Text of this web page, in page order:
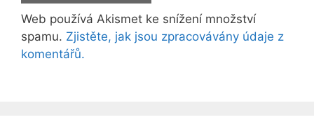
Web používá Akismet ke snížení množství
spamu. Zjistěte, jak jsou zpracovávány údaje z
komentářů.